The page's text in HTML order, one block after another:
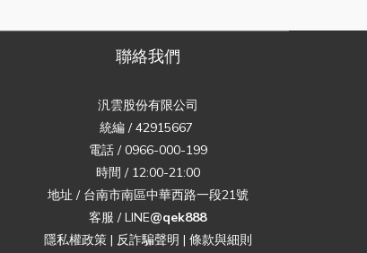
聯絡我們
汎雲股份有限公司
統編 / 42915667
電話 / 0966-000-199
時間 / 12:00-21:00
地址 / 台南市南區中華西路一段21號
客服 / LINE@qek888
隱私權政策| 反詐騙聲明 | 條款與細則